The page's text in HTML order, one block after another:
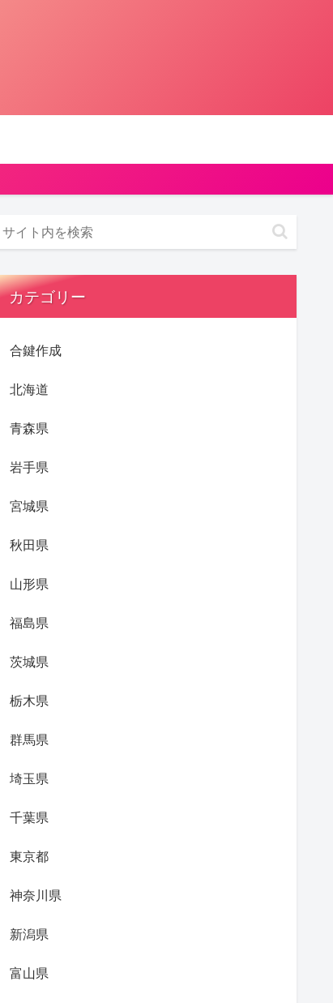
カテゴリー
合鍵作成
北海道
青森県
岩手県
宮城県
秋田県
山形県
福島県
茨城県
栃木県
群馬県
埼玉県
千葉県
東京都
神奈川県
新潟県
富山県